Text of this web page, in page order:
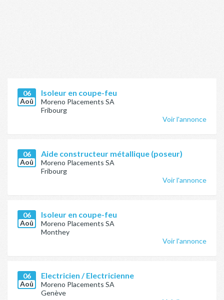
06
Aoû
Isoleur en coupe-feu
Moreno Placements SA
Fribourg
Voir l'annonce
06
Aoû
Aide constructeur métallique (poseur)
Moreno Placements SA
Fribourg
Voir l'annonce
06
Aoû
Isoleur en coupe-feu
Moreno Placements SA
Monthey
Voir l'annonce
06
Aoû
Electricien / Electricienne
Moreno Placements SA
Genève